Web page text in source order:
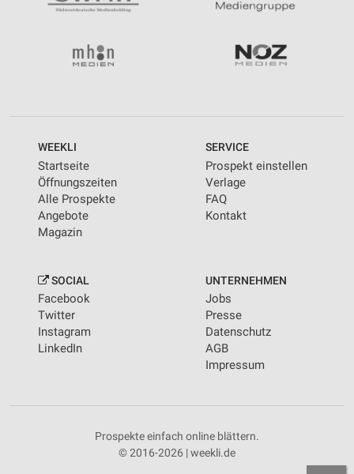
WEEKLI
Startseite
Öffnungszeiten
Alle Prospekte
Angebote
Magazin
SERVICE
Prospekt einstellen
Verlage
FAQ
Kontakt
SOCIAL
Facebook
Twitter
Instagram
LinkedIn
UNTERNEHMEN
Jobs
Presse
Datenschutz
AGB
Impressum
Prospekte einfach online blättern.
© 2016-2026 | weekli.de